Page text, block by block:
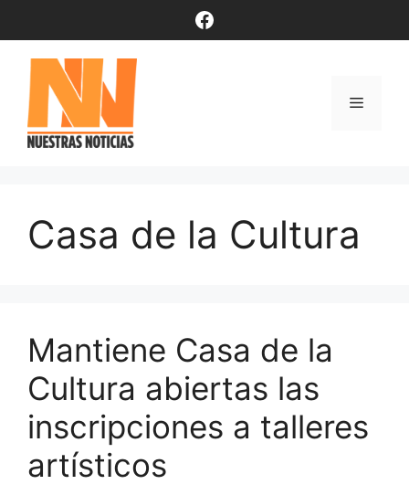
contenido
Facebook
Menú
Casa de la Cultura
Mantiene Casa de la
Cultura abiertas las
inscripciones a talleres
artísticos